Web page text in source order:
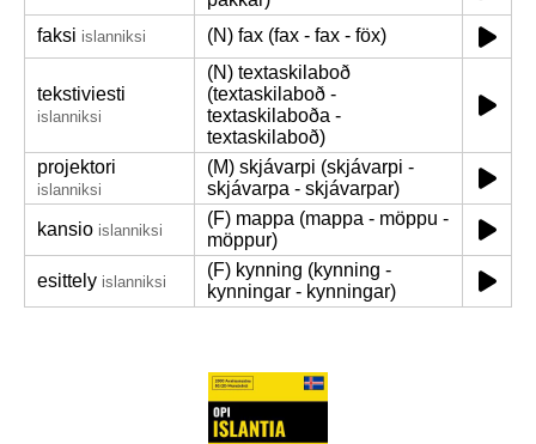
faksi islanniksi (N) fax (fax - fax - föx)
tekstiviesti
islanniksi
(N) textaskilaboð
(textaskilaboð -
textaskilaboða -
textaskilaboð)
projektori
islanniksi
(M) skjávarpi (skjávarpi -
skjávarpa - skjávarpar)
kansio islanniksi
(F) mappa (mappa - möppu -
möppur)
esittely islanniksi
(F) kynning (kynning -
kynningar - kynningar)